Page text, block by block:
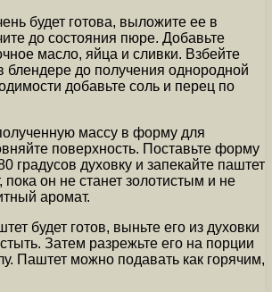
будет готова, выложите ее в
до состояния пюре. Добавьте
масло, яйца и сливки. Взбейте
блендере до получения однородной
добавьте соль и перец по
массу в форму для
поверхность. Поставьте форму
градусов духовку и запекайте паштет
пока он не станет золотистым и не
аромат.
будет готов, выньте его из духовки
Затем разрежьте его на порции
Паштет можно подавать как горячим,